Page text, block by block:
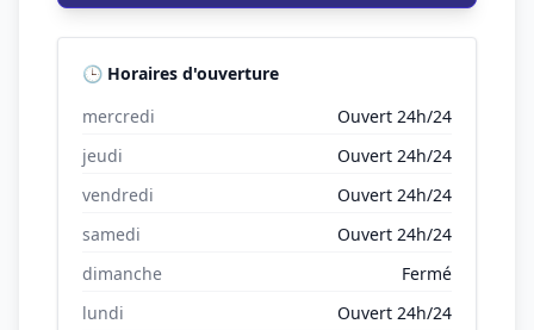
🕒 Horaires d'ouverture
mercredi
Ouvert 24h/24
jeudi
Ouvert 24h/24
vendredi
Ouvert 24h/24
samedi
Ouvert 24h/24
dimanche
Fermé
lundi
Ouvert 24h/24